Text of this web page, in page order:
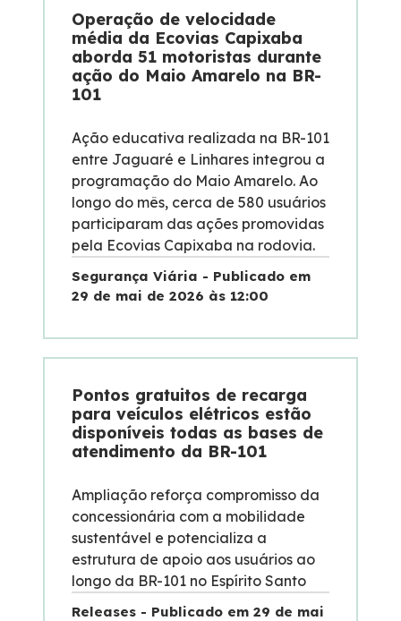
Operação de velocidade
média da Ecovias Capixaba
aborda 51 motoristas durante
ação do Maio Amarelo na BR-
101
Ação educativa realizada na BR-101
entre Jaguaré e Linhares integrou a
programação do Maio Amarelo. Ao
longo do mês, cerca de 580 usuários
participaram das ações promovidas
pela Ecovias Capixaba na rodovia.
Segurança Viária - Publicado em
29 de mai de 2026 às 12:00
Pontos gratuitos de recarga
para veículos elétricos estão
disponíveis todas as bases de
atendimento da BR-101
Ampliação reforça compromisso da
concessionária com a mobilidade
sustentável e potencializa a
estrutura de apoio aos usuários ao
longo da BR-101 no Espírito Santo
Releases - Publicado em 29 de mai